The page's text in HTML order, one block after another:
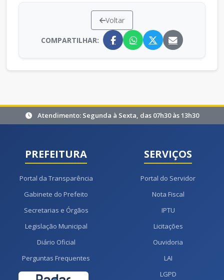
Voltar
COMPARTILHAR:
Atendimento: Segunda à Sexta, das 07h30 às 13h30
PREFEITURA
Portal da Transparência
Gabinete do Prefeito
Secretarias e Órgãos
Legislação Municipal
Diário Oficial
Perguntas Frequentes
SERVIÇOS
Portal do Servidor
Nota Fiscal
IPTU
Licitações
Ouvidoria
LAI
LGPD